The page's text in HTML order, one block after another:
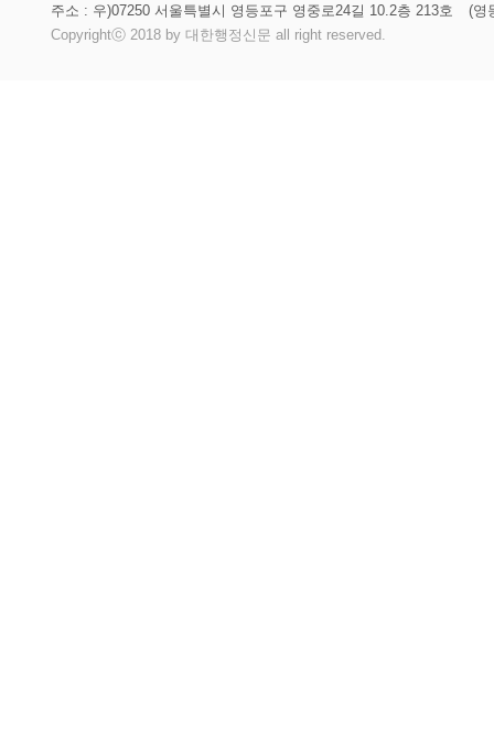
주소 : 우)07250 서울특별시 영등포구 영중로24길 10.2층 213호
(영
Copyrightⓒ 2018 by 대한행정신문 all right reserved.